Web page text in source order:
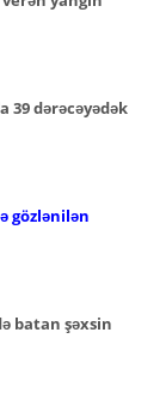
39 dərəcəyədək
gözlənilən
batan şəxsin